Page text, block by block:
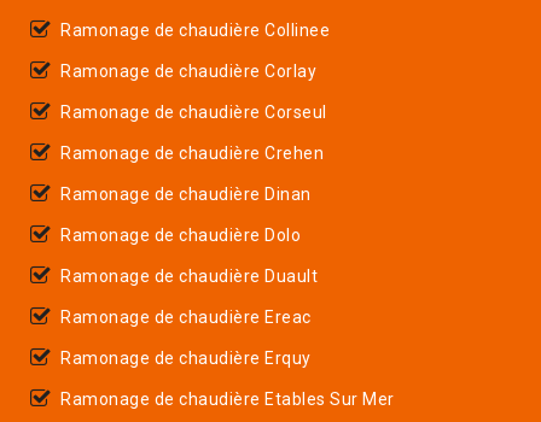
Ramonage de chaudière Collinee
Ramonage de chaudière Corlay
Ramonage de chaudière Corseul
Ramonage de chaudière Crehen
Ramonage de chaudière Dinan
Ramonage de chaudière Dolo
Ramonage de chaudière Duault
Ramonage de chaudière Ereac
Ramonage de chaudière Erquy
Ramonage de chaudière Etables Sur Mer